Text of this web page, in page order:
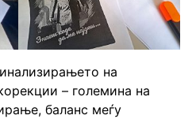
на
– големина на
баланс меѓу